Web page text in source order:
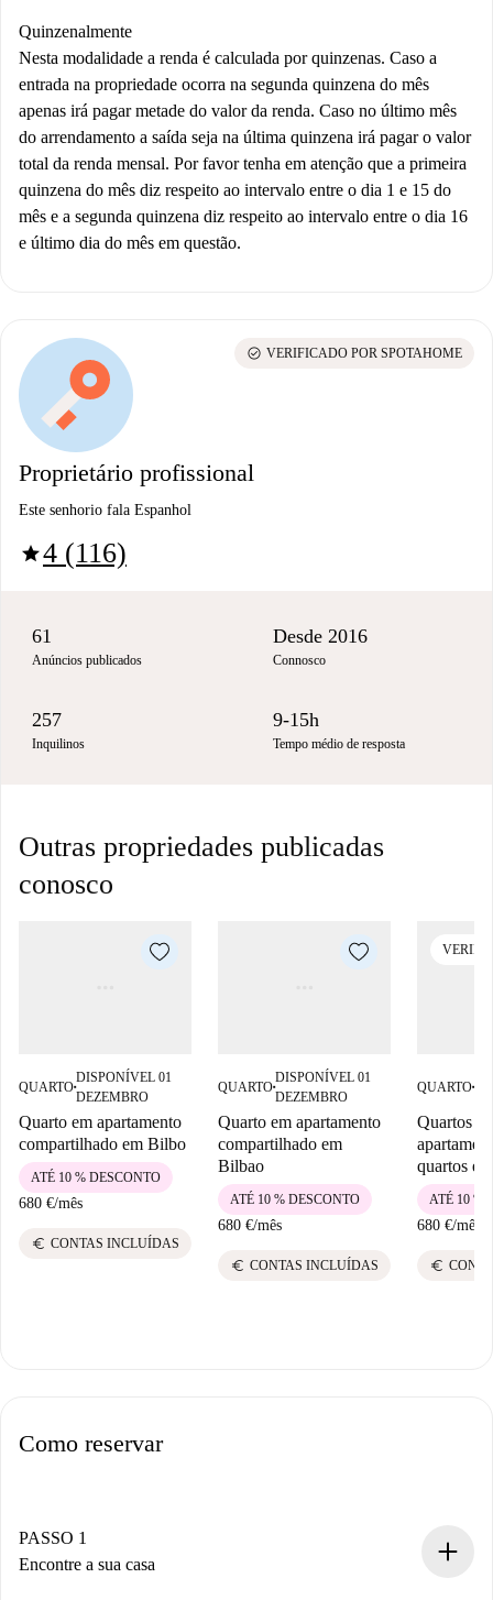
Quinzenalmente
Nesta modalidade a renda é calculada por quinzenas. Caso a
entrada na propriedade ocorra na segunda quinzena do mês
apenas irá pagar metade do valor da renda. Caso no último mês
do arrendamento a saída seja na última quinzena irá pagar o valor
total da renda mensal. Por favor tenha em atenção que a primeira
quinzena do mês diz respeito ao intervalo entre o dia 1 e 15 do
mês e a segunda quinzena diz respeito ao intervalo entre o dia 16
e último dia do mês em questão.
Proprietário profissional
Este senhorio fala Espanhol
star4 (116)
check_circle VERIFICADO POR SPOTAHOME
61
Anúncios publicados
Desde 2016
Connosco
257
Inquilinos
9-15h
Tempo médio de resposta
Outras propriedades publicadas
conosco
QUARTO■
DISPONÍVEL 01
DEZEMBRO
Quarto em apartamento
compartilhado em Bilbo
680 €/mês
ATÉ 10 % DESCONTO
euro CONTAS INCLUÍDAS
QUARTO■
DISPONÍVEL 01
DEZEMBRO
Quarto em apartamento
compartilhado em
Bilbao
680 €/mês
ATÉ 10 % DESCONTO
euro CONTAS INCLUÍDAS
QUARTO■
Quartos
quartos
680 €/mês
ATÉ 10 %
euro
Como reservar
PASSO 1
Encontre a sua casa